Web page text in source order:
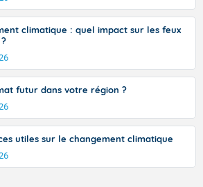
Fermer
climatique : quel impact sur les feux
futur dans votre région ?
utiles sur le changement climatique